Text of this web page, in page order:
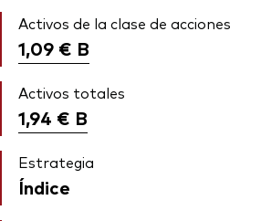
Activos de la clase de acciones
1,09 € B
Activos totales
1,94 € B
Estrategia
Índice